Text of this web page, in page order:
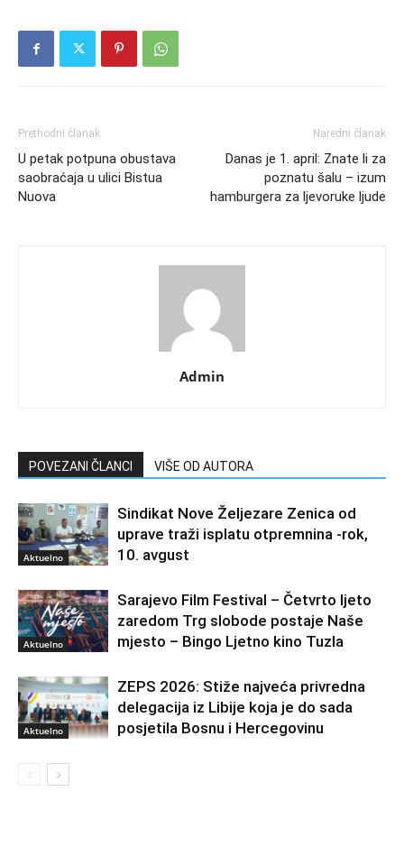
Prethodni članak
U petak potpuna obustava
saobraćaja u ulici Bistua
Nuova
Naredni članak
Danas je 1. april: Znate li za
poznatu šalu – izum
hamburgera za ljevoruke ljude
Admin
POVEZANI ČLANCI VIŠE OD AUTORA
Aktuelno
Sindikat Nove Željezare Zenica od
uprave traži isplatu otpremnina -rok,
10. avgust
Aktuelno
Sarajevo Film Festival – Četvrto ljeto
zaredom Trg slobode postaje Naše
mjesto – Bingo Ljetno kino Tuzla
Aktuelno
ZEPS 2026: Stiže najveća privredna
delegacija iz Libije koja je do sada
posjetila Bosnu i Hercegovinu